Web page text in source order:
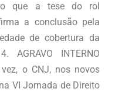
que a tese do rol
a conclusão pela
de cobertura da
AGRAVO INTERNO
vez, o CNJ, nos novos
VI Jornada de Direito